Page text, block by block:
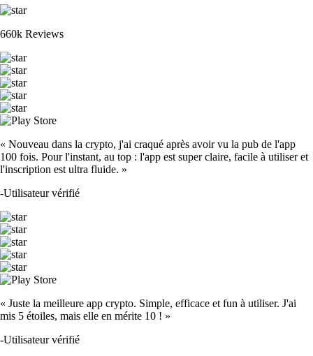
660k Reviews
« Nouveau dans la crypto, j'ai craqué après avoir vu la pub de l'app
100 fois. Pour l'instant, au top : l'app est super claire, facile à utiliser et
l'inscription est ultra fluide. »
-Utilisateur vérifié
« Juste la meilleure app crypto. Simple, efficace et fun à utiliser. J'ai
mis 5 étoiles, mais elle en mérite 10 ! »
-Utilisateur vérifié